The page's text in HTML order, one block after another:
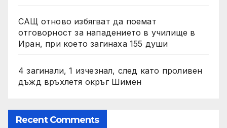
САЩ отново избягват да поемат
отговорност за нападението в училище в
Иран, при което загинаха 155 души
4 загинали, 1 изчезнал, след като проливен
дъжд връхлетя окръг Шимен
Recent Comments